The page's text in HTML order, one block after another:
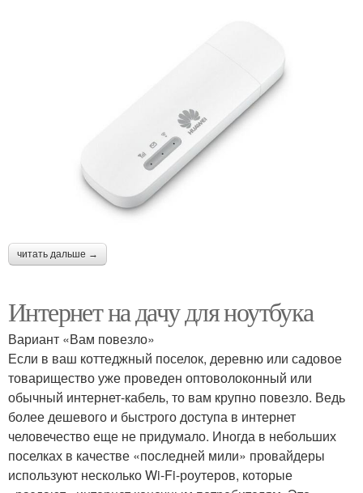
читать дальше →
Интернет на дачу для ноутбука
Вариант «Вам повезло»
Если в ваш коттеджный поселок, деревню или садовое
товарищество уже проведен оптоволоконный или
обычный интернет-кабель, то вам крупно повезло. Ведь
более дешевого и быстрого доступа в интернет
человечество еще не придумало. Иногда в небольших
поселках в качестве «последней мили» провайдеры
используют несколько Wi-Fi-роутеров, которые